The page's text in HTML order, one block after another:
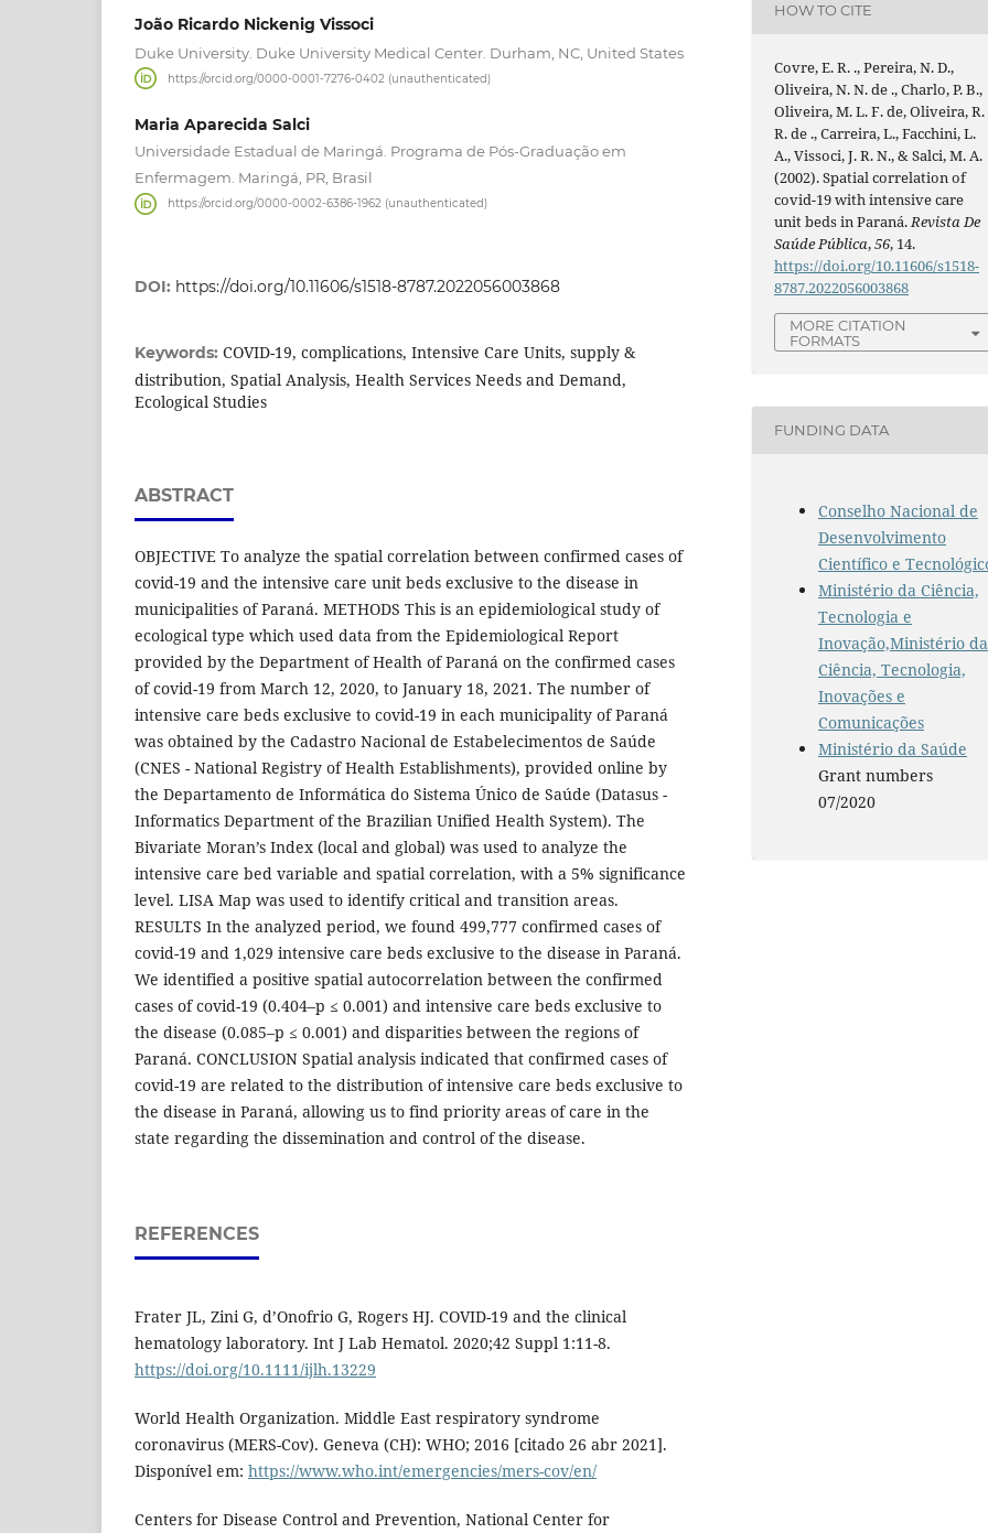
João Ricardo Nickenig Vissoci
Duke University. Duke University Medical Center. Durham, NC, United States
https://orcid.org/0000-0001-7276-0402 (unauthenticated)
Maria Aparecida Salci
Universidade Estadual de Maringá. Programa de Pós-Graduação em
Enfermagem. Maringá, PR, Brasil
https://orcid.org/0000-0002-6386-1962 (unauthenticated)
DOI: https://doi.org/10.11606/s1518-8787.2022056003868
Keywords: COVID-19, complications, Intensive Care Units, supply &
distribution, Spatial Analysis, Health Services Needs and Demand,
Ecological Studies
ABSTRACT
OBJECTIVE To analyze the spatial correlation between confirmed cases of
covid-19 and the intensive care unit beds exclusive to the disease in
municipalities of Paraná. METHODS This is an epidemiological study of
ecological type which used data from the Epidemiological Report
provided by the Department of Health of Paraná on the confirmed cases
of covid-19 from March 12, 2020, to January 18, 2021. The number of
intensive care beds exclusive to covid-19 in each municipality of Paraná
was obtained by the Cadastro Nacional de Estabelecimentos de Saúde
(CNES - National Registry of Health Establishments), provided online by
the Departamento de Informática do Sistema Único de Saúde (Datasus -
Informatics Department of the Brazilian Unified Health System). The
Bivariate Moran’s Index (local and global) was used to analyze the
intensive care bed variable and spatial correlation, with a 5% significance
level. LISA Map was used to identify critical and transition areas.
RESULTS In the analyzed period, we found 499,777 confirmed cases of
covid-19 and 1,029 intensive care beds exclusive to the disease in Paraná.
We identified a positive spatial autocorrelation between the confirmed
cases of covid-19 (0.404–p ≤ 0.001) and intensive care beds exclusive to
the disease (0.085–p ≤ 0.001) and disparities between the regions of
Paraná. CONCLUSION Spatial analysis indicated that confirmed cases of
covid-19 are related to the distribution of intensive care beds exclusive to
the disease in Paraná, allowing us to find priority areas of care in the
state regarding the dissemination and control of the disease.
REFERENCES
Frater JL, Zini G, d’Onofrio G, Rogers HJ. COVID-19 and the clinical
hematology laboratory. Int J Lab Hematol. 2020;42 Suppl 1:11-8.
https://doi.org/10.1111/ijlh.13229
World Health Organization. Middle East respiratory syndrome
coronavirus (MERS-Cov). Geneva (CH): WHO; 2016 [citado 26 abr 2021].
Disponível em: https://www.who.int/emergencies/mers-cov/en/
Centers for Disease Control and Prevention, National Center for
HOW TO CITE
Covre, E. R. ., Pereira, N. D.,
Oliveira, N. N. de ., Charlo, P. B.,
Oliveira, M. L. F. de, Oliveira, R.
R. de ., Carreira, L., Facchini, L.
A., Vissoci, J. R. N., & Salci, M. A.
(2002). Spatial correlation of
covid-19 with intensive care
unit beds in Paraná. Revista De
Saúde Pública,56, 14.
https://doi.org/10.11606/s1518-
8787.2022056003868
MORE CITATION
FORMATS
FUNDING DATA
Conselho Nacional de
Desenvolvimento
Científico e
Ministério da Ciência,
Tecnologia e
Inovação,Ministério da
Ciência, Tecnologia,
Inovações e
Comunicações
Ministério da Saúde
Grant numbers
07/2020